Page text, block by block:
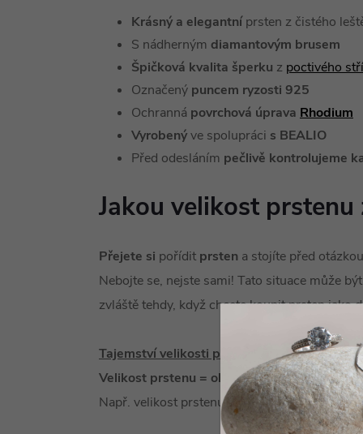
Krásný a elegantníprsten z čistého
S nádherným diamantovým brusem
Špičková kvalita šperku z poctivého
Označený puncem ryzosti 925
Ochranná povrchová úprava Rhodium
Vyrobenýve spolupráci s BEALIO
Před odesláním pečlivě kontrolujeme
Jakou velikost prstenu
Přejete si pořídit prsten a stojíte před
Nebojte se, nejste sami! Tato situace může
zvláště tehdy, když chcete koupit prsten jako
Tajemství velikosti prstenu
je vlastně velice
Velikost prstenu = obvod prstu
Např. velikost prstenu #53 = obvod prstu 53